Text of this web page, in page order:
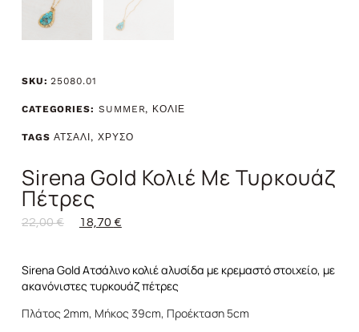
SKU:25080.01
CATEGORIES: SUMMER, ΚΟΛΙΕ
TAGS ΑΤΣΑΛΙ, ΧΡΥΣΟ
Sirena Gold Κολιέ Με Τυρκουάζ
Πέτρες
22,00€ 18,70 €
Sirena Gold Ατσάλινο κολιέ αλυσίδα με κρεμαστό στοιχείο, με
ακανόνιστες τυρκουάζ πέτρες
Πλάτος 2mm, Μήκος 39cm, Προέκταση 5cm